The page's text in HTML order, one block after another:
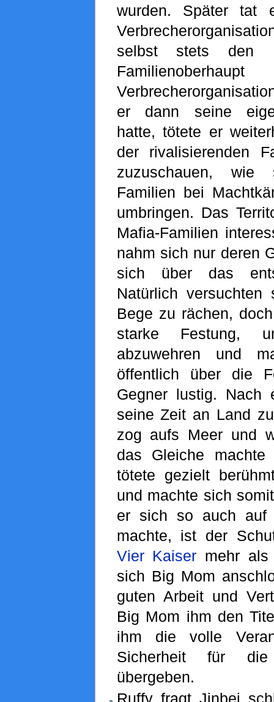
wurden. Später tat
selbst stets den
er dann seine
hatte, tötete er
der rivalisierenden
zuzuschauen,
Familien bei
umbringen. Das
Mafia-Familien
nahm sich nur deren
sich über das
Natürlich
Bege zu rächen,
starke Festung,
abzuwehren und
öffentlich über die
Gegner lustig. Nach
seine Zeit an Land
zog aufs Meer und
das Gleiche
tötete gezielt
und machte sich
er sich so auch auf
machte, ist der
Vier Kaiser mehr
sich Big Mom
guten Arbeit und
Big Mom ihm den
ihm die volle
Sicherheit für
übergeben.
Ruffy fragt Jinbei